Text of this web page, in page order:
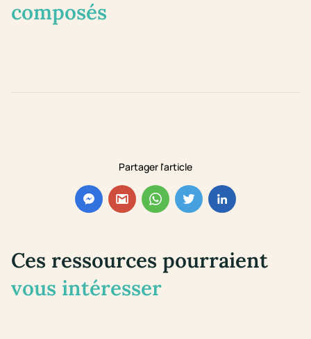
Partager l'article
composés
Ces ressources pourraient
vous intéresser